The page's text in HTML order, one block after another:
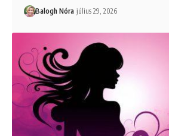
Balogh Nóra július 29, 2026